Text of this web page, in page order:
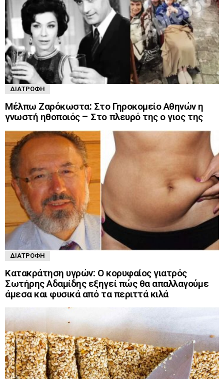
ΔΙΑΤΡΟΦΉ
Μέλπω Ζαρόκωστα: Στο Γηροκομείο Αθηνών η
γνωστή ηθοποιός – Στο πλευρό της ο γιος της
ΔΙΑΤΡΟΦΉ
Κατακράτηση υγρών: Ο κορυφαίος γιατρός
Σωτήρης Αδαμίδης εξηγεί πώς θα απαλλαγούμε
άμεσα και φυσικά από τα περιττά κιλά